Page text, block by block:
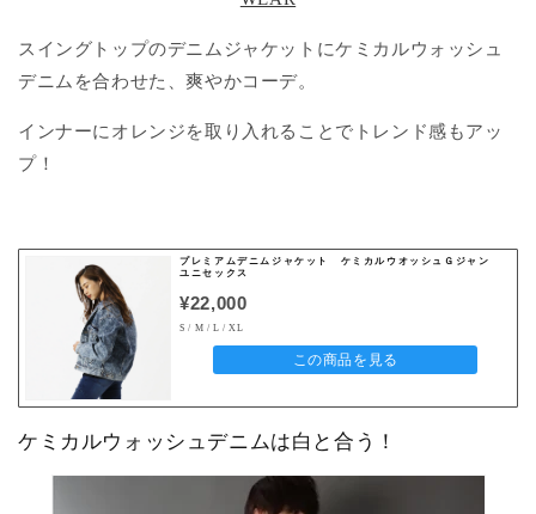
スイングトップのデニムジャケットにケミカルウォッシュ
デニムを合わせた、爽やかコーデ。
インナーに オレンジを取り入れる ことで トレンド感もアッ
プ！
プレミアムデニムジャケット ケミカルウオッシュＧジャン
ユニセックス
¥22,000
S / M / L / XL
この商品を見る
ケミカルウォッシュデニムは白と合う！